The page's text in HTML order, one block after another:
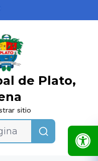
de Plato,
sitio